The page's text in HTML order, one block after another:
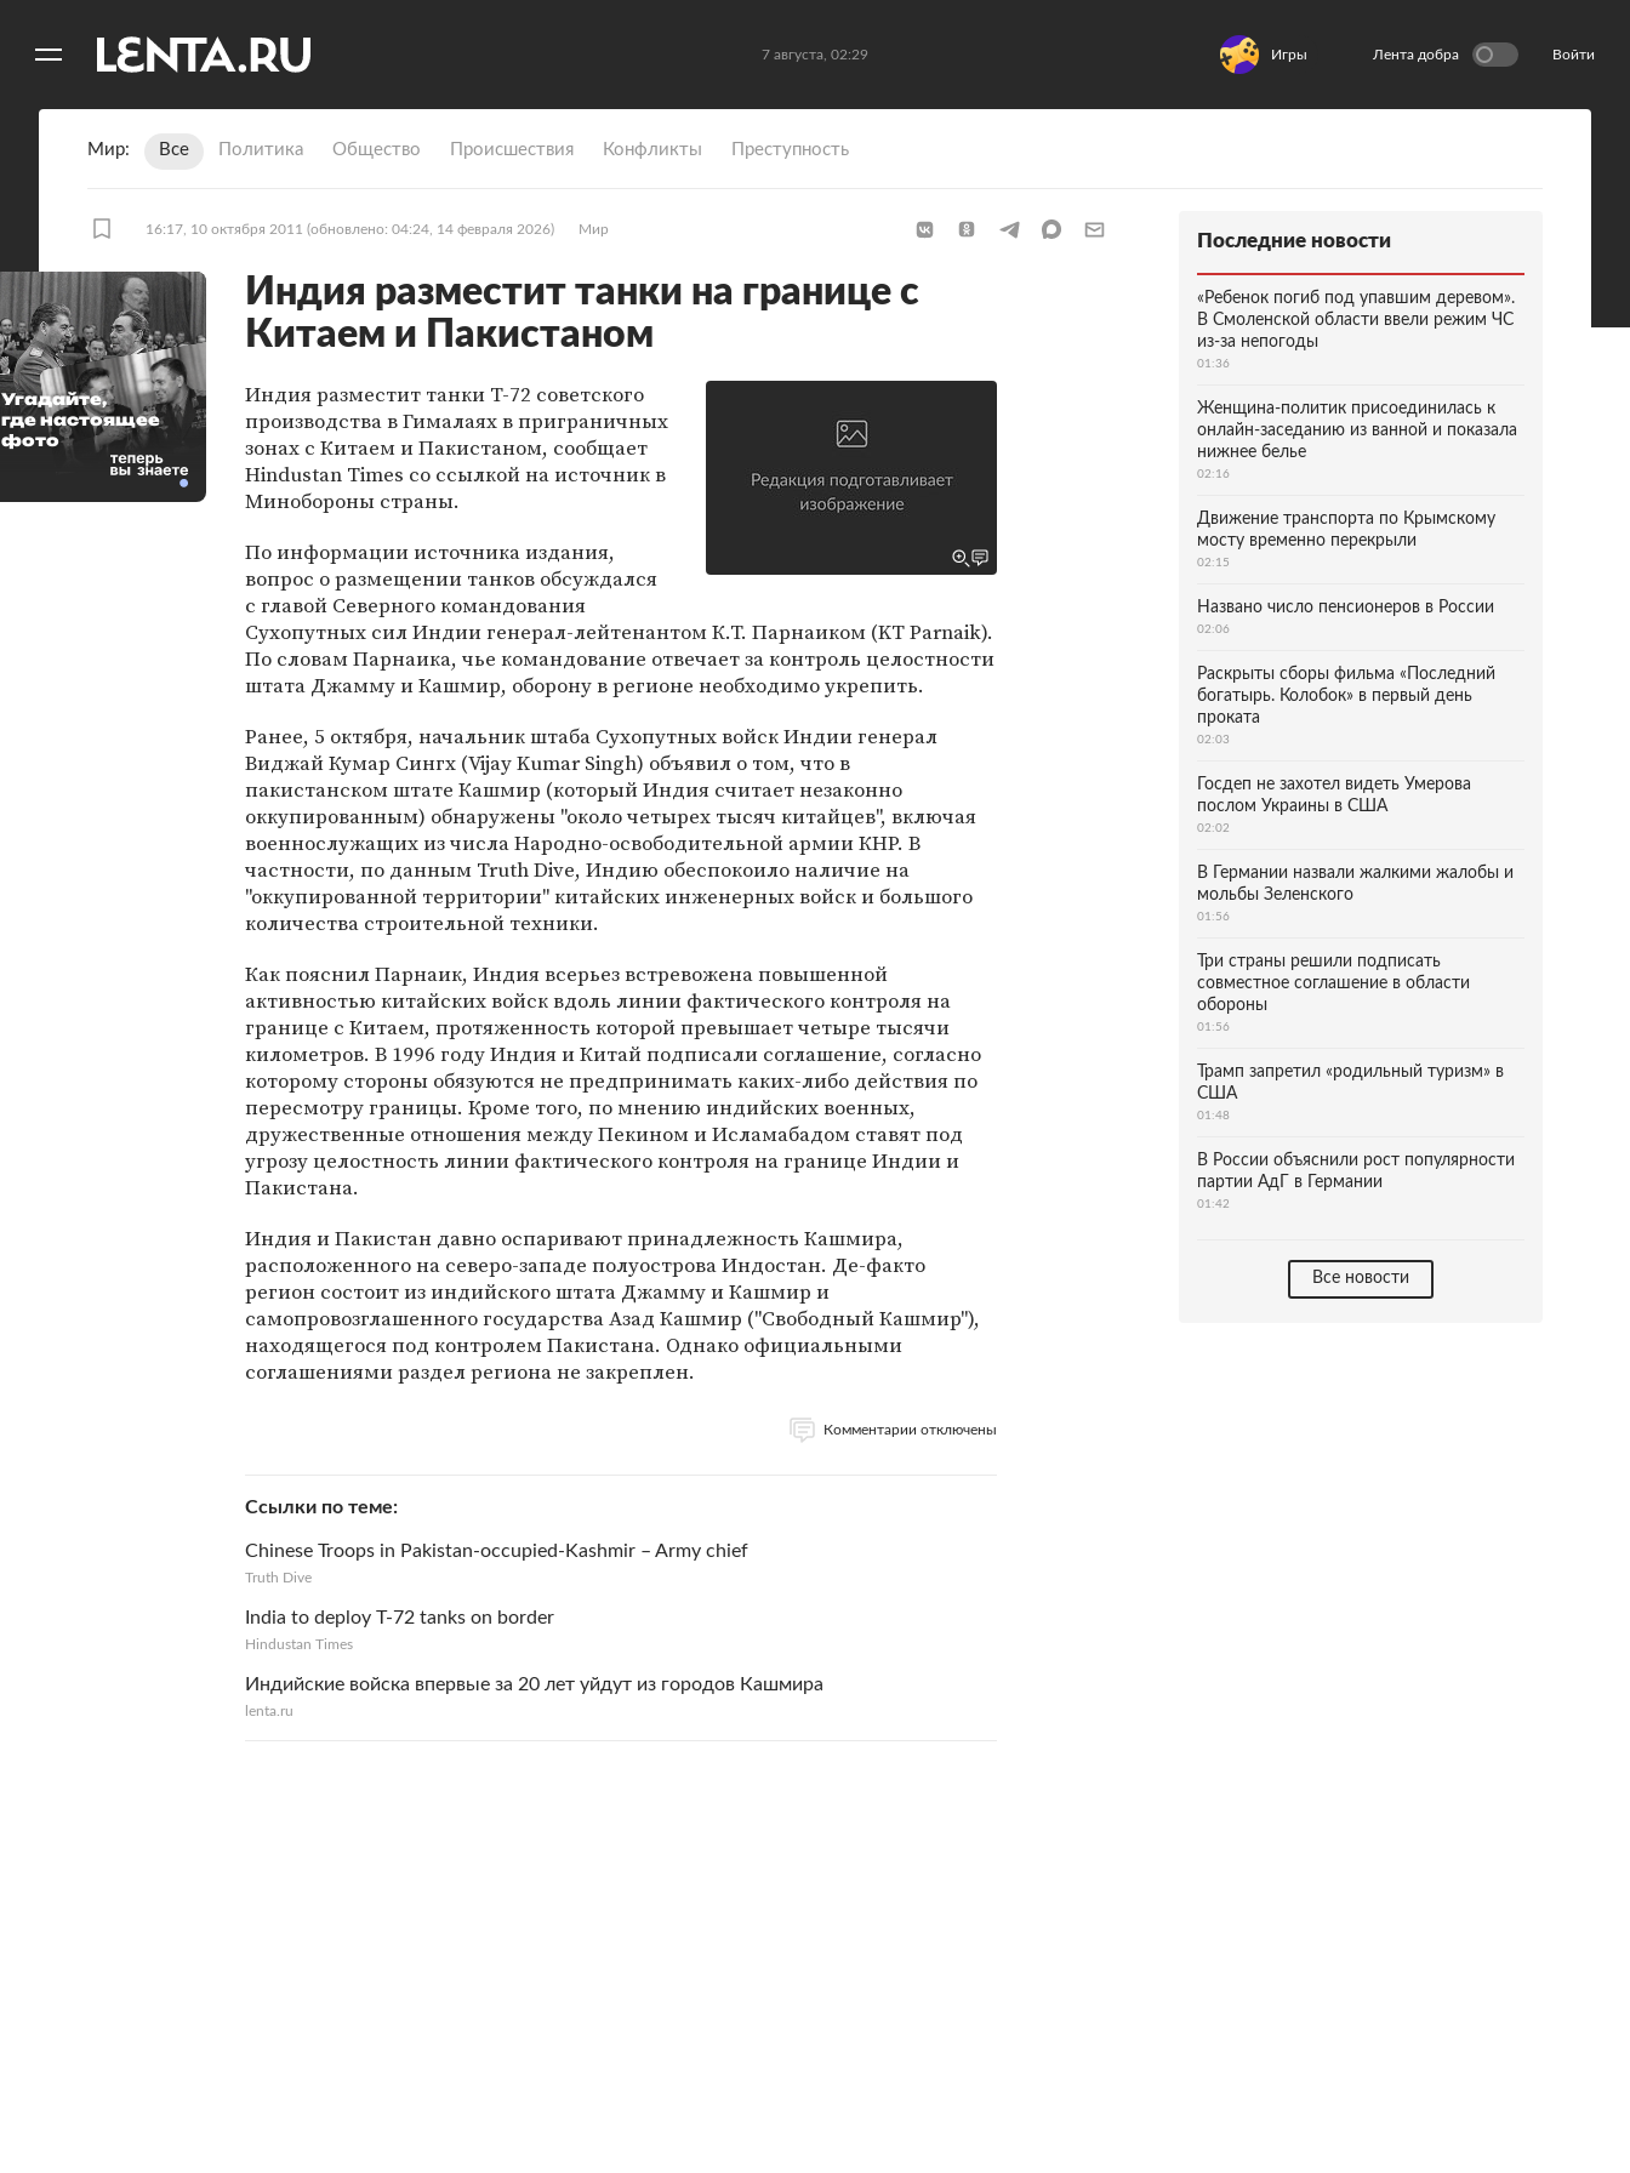
7 августа, 02:29 Игры Лента добра Войти
Мир Все Политика Общество Происшествия Конфликты Преступность
16:17, 10 октября 2011 (обновлено: 04:24, 14 февраля 2026) Мир
Индия разместит танки на границе с
Китаем и Пакистаном
Индия разместит танки Т-72 советского
производства в Гималаях в приграничных
зонах с Китаем и Пакистаном, сообщает
Hindustan Times со ссылкой на источник в
Минобороны страны.
По информации источника издания,
вопрос о размещении танков обсуждался
с главой Северного командования
Сухопутных сил Индии генерал-лейтенантом К.Т. Парнаиком (KT Parnaik).
По словам Парнаика, чье командование отвечает за контроль целостности
штата Джамму и Кашмир, оборону в регионе необходимо укрепить.
Ранее, 5 октября, начальник штаба Сухопутных войск Индии генерал
Виджай Кумар Сингх (Vijay Kumar Singh) объявил о том, что в
пакистанском штате Кашмир (который Индия считает незаконно
оккупированным) обнаружены "около четырех тысяч китайцев", включая
военнослужащих из числа Народно-освободительной армии КНР. В
частности, по данным Truth Dive, Индию обеспокоило наличие на
"оккупированной территории" китайских инженерных войск и большого
количества строительной техники.
Как пояснил Парнаик, Индия всерьез встревожена повышенной
активностью китайских войск вдоль линии фактического контроля на
границе с Китаем, протяженность которой превышает четыре тысячи
километров. В 1996 году Индия и Китай подписали соглашение, согласно
которому стороны обязуются не предпринимать каких-либо действия по
пересмотру границы. Кроме того, по мнению индийских военных,
дружественные отношения между Пекином и Исламабадом ставят под
угрозу целостность линии фактического контроля на границе Индии и
Пакистана.
Индия и Пакистан давно оспаривают принадлежность Кашмира,
расположенного на северо-западе полуострова Индостан. Де-факто
регион состоит из индийского штата Джамму и Кашмир и
самопровозглашенного государства Азад Кашмир ("Свободный Кашмир"),
находящегося под контролем Пакистана. Однако официальными
соглашениями раздел региона не закреплен.
Комментарии отключены
Ссылки по теме
Chinese Troops in Pakistan-occupied-Kashmir – Army chief
Truth Dive
India to deploy T-72 tanks on border
Hindustan Times
Индийские войска впервые за 20 лет уйдут из городов Кашмира
lenta.ru
Угадайте,
где настоящее
фото
Последние новости
«Ребенок погиб под упавшим деревом».
В Смоленской области ввели режим ЧС
из-за непогоды
01:36
Женщина-политик присоединилась к
онлайн-заседанию из ванной и показала
нижнее белье
02:16
Движение транспорта по Крымскому
мосту временно перекрыли
02:15
Названо число пенсионеров в России
02:06
Раскрыты сборы фильма «Последний
богатырь. Колобок» в первый день
проката
02:03
Госдеп не захотел видеть Умерова
послом Украины в США
02:02
В Германии назвали жалкими жалобы и
мольбы Зеленского
01:56
Три страны решили подписать
совместное соглашение в области
обороны
01:56
Трамп запретил «родильный туризм» в
США
01:48
В России объяснили рост популярности
партии АдГ в Германии
01:42
Все новости